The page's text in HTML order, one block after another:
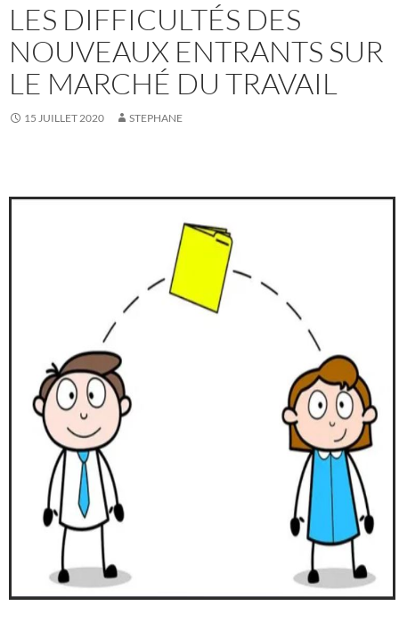
LES DIFFICULTÉS DES
NOUVEAUX ENTRANTS SUR
LE MARCHÉ DU TRAVAIL
15 JUILLET 2020 STEPHANE